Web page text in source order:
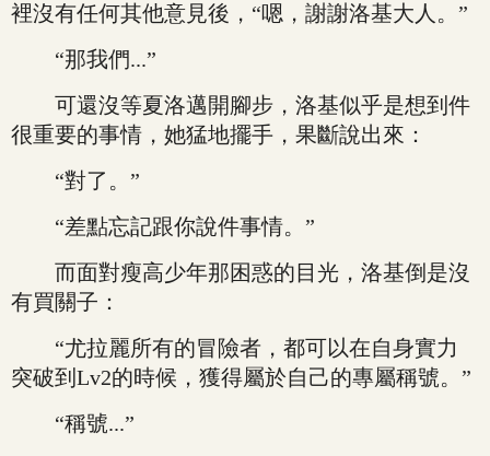
裡沒有任何其他意見後，“嗯，謝謝洛基大人。”
“那我們...”
可還沒等夏洛邁開腳步，洛基似乎是想到件
很重要的事情，她猛地擺手，果斷說出來：
“對了。”
“差點忘記跟你說件事情。”
而面對瘦高少年那困惑的目光，洛基倒是沒
有買關子：
“尤拉麗所有的冒險者，都可以在自身實力
突破到Lv2的時候，獲得屬於自己的專屬稱號。”
“稱號...”